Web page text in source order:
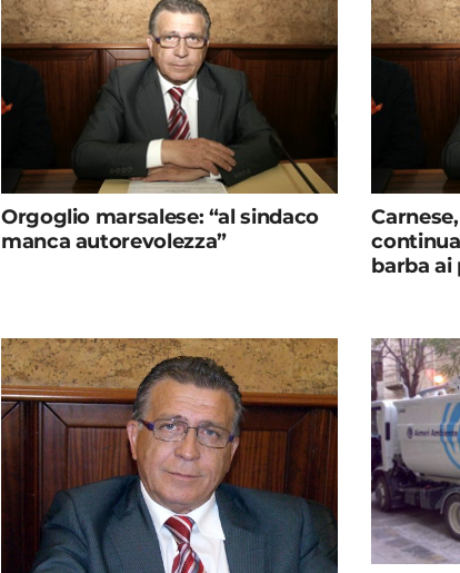
Orgoglio marsalese: “al sindaco
manca autorevolezza”
barba ai